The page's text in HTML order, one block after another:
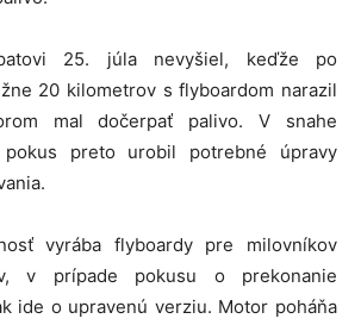
25. júla nevyšiel, keďže po
20 kilometrov s flyboardom narazil
mal dočerpať palivo. V snahe
preto urobil potrebné úpravy
vyrába flyboardy pre milovníkov
v prípade pokusu o prekonanie
ide o upravenú verziu. Motor poháňa